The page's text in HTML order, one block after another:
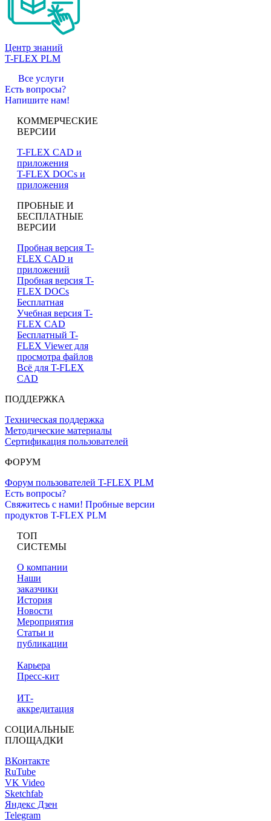
Центр знаний
T-FLEX PLM
Все услуги
Есть вопросы?
Напишите нам!
КОММЕРЧЕСКИЕ
ВЕРСИИ
T-FLEX CAD и
приложения
T-FLEX DOCs и
приложения
ПРОБНЫЕ И
БЕСПЛАТНЫЕ
ВЕРСИИ
Пробная версия T-
FLEX CAD и
приложений
Пробная версия T-
FLEX DOCs
Бесплатная
Учебная версия T-
FLEX CAD
Бесплатный T-
FLEX Viewer для
просмотра файлов
Всё для T-FLEX
CAD
ПОДДЕРЖКА
Техническая поддержка
Методические материалы
Сертификация пользователей
ФОРУМ
Форум пользователей T-FLEX PLM
Есть вопросы?
Свяжитесь с нами! Пробные версии
продуктов T-FLEX PLM
ТОП
СИСТЕМЫ
О компании
Наши
заказчики
История
Новости
Мероприятия
Статьи и
публикации
Карьера
Пресс-кит
ИТ-
аккредитация
СОЦИАЛЬНЫЕ
ПЛОЩАДКИ
ВКонтакте
RuTube
VK Video
Sketchfab
Яндекс Дзен
Telegram